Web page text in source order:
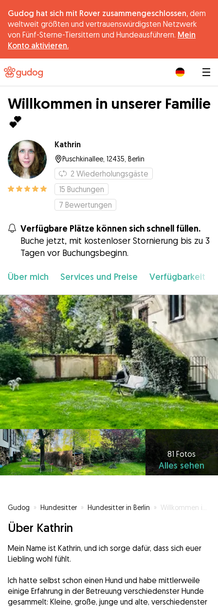
Gudog hat sich mit Rover zusammengeschlossen, dem
weltweit größten und vertrauenswürdigsten Netzwerk
von Fünf-Sterne-Tiersittern und Hundeausführern. Mein
Konto aktivieren.
Willkommen in unserer Familie
💕
Kathrin
Puschkinallee, 12435, Berlin
2 Wiederholungsgäste
15 Buchungen
7 Bewertungen
Verfügbare Plätze können sich schnell füllen.
Buche jetzt, mit kostenloser Stornierung bis zu 3
Tagen vor Buchungsbeginn.
Über mich Services und Preise Verfügbarkeit
81 Fotos
Alles sehen
Gudog » Hundesitter » Hundesitter in Berlin » Willkommen in unserer Familie 💕
Über Kathrin
Mein Name ist Kathrin, und ich sorge dafür, dass sich euer
Liebling wohl fühlt.
Ich hatte selbst schon einen Hund und habe mittlerweile
einige Erfahrung in der Betreuung verschiedenster Hunde
gesammelt: Kleine, große, junge und alte, verschiedenster